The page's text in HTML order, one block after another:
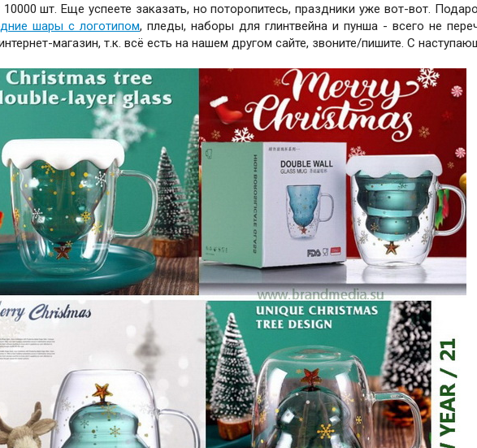
шт. Еще успеете заказать, но поторопитесь, праздники уже вот-вот.
шары с логотипом, пледы, наборы для глинтвейна и пунша - всего не
магазин, т.к. всё есть на нашем другом сайте, звоните/пишите. С